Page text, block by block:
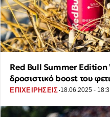
Red Bull Summer Edition
δροσιστικό boost του
ΕΠΙΧΕΙΡΗΣΕΙΣ·18.06.2025 -